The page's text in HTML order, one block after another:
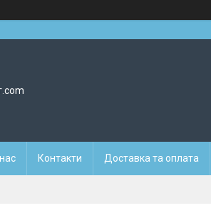
Контакти Доставка та оплата